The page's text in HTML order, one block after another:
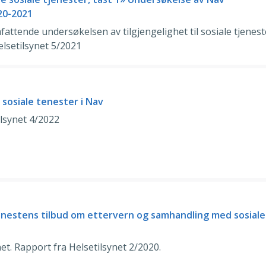
2021
undersøkelsen av tilgjengelighet til sosiale
5/2021
tenester i Nav
4/2022
tilbud om ettervern og samhandling med sosiale
Rapport fra Helsetilsynet 2/2020.